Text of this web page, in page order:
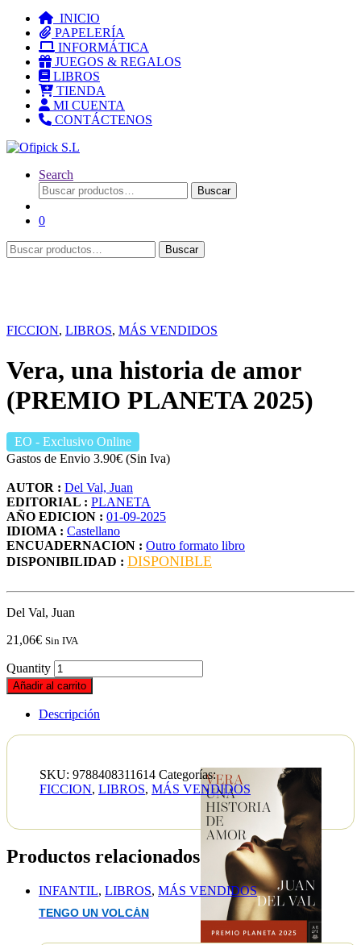
INICIO
PAPELERÍA
INFORMÁTICA
JUEGOS & REGALOS
LIBROS
TIENDA
MI CUENTA
CONTÁCTENOS
Search
Buscar
por:
Buscar
0
Buscar
por:
Buscar
FICCION, LIBROS, MÁS VENDIDOS
Vera, una historia de amor
(PREMIO PLANETA 2025)
EO - Exclusivo Online
Gastos de Envio 3.90€ (Sin Iva)
AUTOR : Del Val, Juan
EDITORIAL : PLANETA
AÑO EDICION : 01-09-2025
IDIOMA : Castellano
ENCUADERNACION : Outro formato libro
DISPONIBILIDAD : DISPONIBLE
Del Val, Juan
21,06€ Sin IVA
Quantity
Añadir al carrito
Descripción
SKU: 9788408311614 Categorías:
FICCION, LIBROS, MÁS VENDIDOS
Productos relacionados
INFANTIL, LIBROS, MÁS VENDIDOS
TENGO UN VOLCÁN